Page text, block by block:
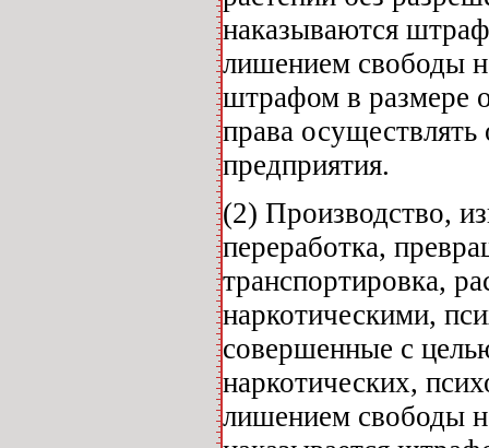
наказываются
лишением свободы
штрафом в размере
права
предприятия.
(2) Производство,
переработка,
транспортировка,
наркотическими,
совершенные с
наркотических,
лишением свободы